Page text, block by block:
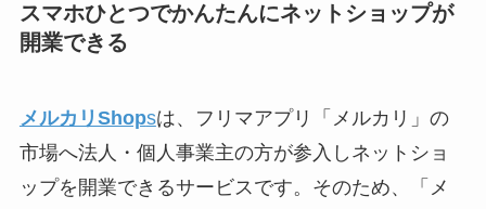
スマホひとつでかんたんにネットショップが
開業できる
メルカリShopsは、フリマアプリ「メルカリ」の
市場へ法人・個人事業主の方が参入しネットショ
ップを開業できるサービスです。そのため、「メ